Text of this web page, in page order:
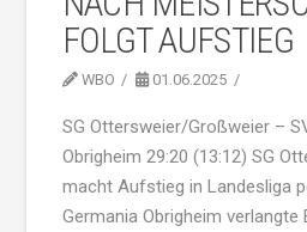
FOLGT AUFSTIEG
WBO 01.06.2025
SG Ottersweier/Großweier –
Obrigheim 29:20 (13:12) SG
macht Aufstieg in Landesliga
Germania Obrigheim verlangte